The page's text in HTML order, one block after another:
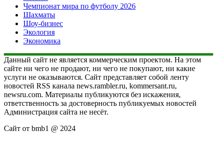
Чемпионат мира по футболу 2026
Шахматы
Шоу-бизнес
Экология
Экономика
Данный сайт не является коммерческим проектом. На этом
сайте ни чего не продают, ни чего не покупают, ни какие
услуги не оказываются. Сайт представляет собой ленту
новостей RSS канала news.rambler.ru, kommersant.ru,
newsru.com. Материалы публикуются без искажения,
ответственность за достоверность публикуемых новостей
Администрация сайта не несёт.
Сайт от bmb1 @ 2024